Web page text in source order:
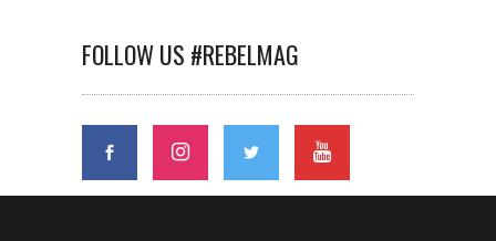
FOLLOW US #REBELMAG